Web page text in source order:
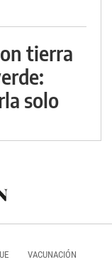
tierra
solo
VACUNACIÓN